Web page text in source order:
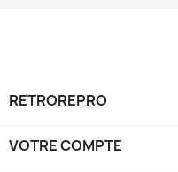
RETROREPRO
VOTRE COMPTE